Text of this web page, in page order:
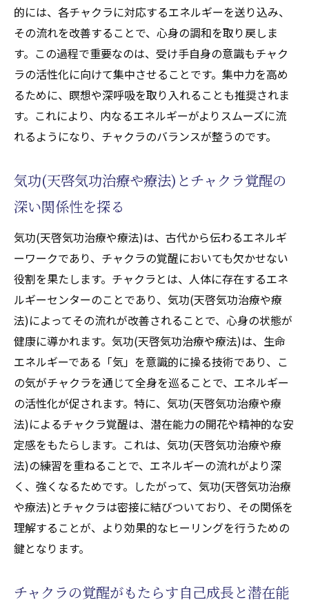
的には、各チャクラに対応するエネルギーを送り込み、
その流れを改善することで、心身の調和を取り戻しま
す。この過程で重要なのは、受け手自身の意識もチャク
ラの活性化に向けて集中させることです。集中力を高め
るために、瞑想や深呼吸を取り入れることも推奨されま
す。これにより、内なるエネルギーがよりスムーズに流
れるようになり、チャクラのバランスが整うのです。
気功(天啓気功治療や療法)とチャクラ覚醒の
深い関係性を探る
気功(天啓気功治療や療法)は、古代から伝わるエネルギ
ーワークであり、チャクラの覚醒においても欠かせない
役割を果たします。チャクラとは、人体に存在するエネ
ルギーセンターのことであり、気功(天啓気功治療や療
法)によってその流れが改善されることで、心身の状態が
健康に導かれます。気功(天啓気功治療や療法)は、生命
エネルギーである「気」を意識的に操る技術であり、こ
の気がチャクラを通じて全身を巡ることで、エネルギー
の活性化が促されます。特に、気功(天啓気功治療や療
法)によるチャクラ覚醒は、潜在能力の開花や精神的な安
定感をもたらします。これは、気功(天啓気功治療や療
法)の練習を重ねることで、エネルギーの流れがより深
く、強くなるためです。したがって、気功(天啓気功治療
や療法)とチャクラは密接に結びついており、その関係を
理解することが、より効果的なヒーリングを行うための
鍵となります。
チャクラの覚醒がもたらす自己成長と潜在能